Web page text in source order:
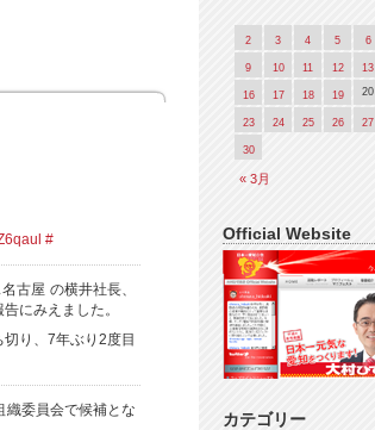
#
古屋 の横井社長、
にみえました。
り、7年ぶり2度目
委員会で候補とな
« 3月
2 3 4 5 6
9 10 11 12 13
16 17 18 19 20
23 24 25 26 27
30
Official Website
カテゴリー